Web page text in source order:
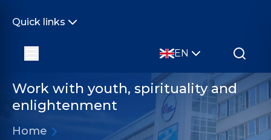
Quick links
EN
Work with youth, spirituality and
enlightenment
Home